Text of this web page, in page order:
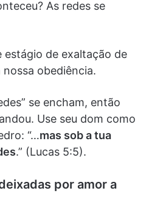
As redes se
estágio de exaltação de
obediência.
se encham, então
Use seu dom como
“…mas sob a tua
.” (Lucas 5:5).
por amor a